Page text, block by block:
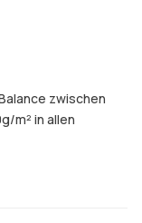
zwischen
m² in allen